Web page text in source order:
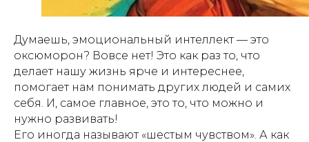
Думаешь, эмоциональный интеллект — это
оксюморон? Вовсе нет! Это как раз то, что
делает нашу жизнь ярче и интереснее,
помогает нам понимать других людей и самих
себя. И, самое главное, это то, что можно и
нужно развивать!
Его иногда называют «шестым чувством». А как